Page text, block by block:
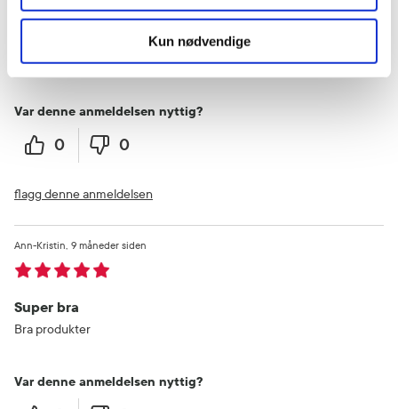
Kun nødvendige
Behagelig å smøre på. Litt vanskelig å få ut siste rest av kremen
Var denne anmeldelsen nyttig?
0 0
flagg denne anmeldelsen
Super bra
9 måneder siden
Ann-Kristin
Bra produkter
Var denne anmeldelsen nyttig?